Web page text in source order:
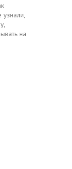
узнали,
на